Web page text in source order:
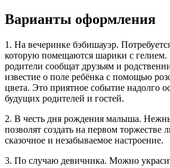
Варианты оформления
1. На вечеринке бэбишауэр.
которую помещаются шарики с гелием.
родители сообщат друзьям и
известие о поле ребёнка с помощью
цвета. Это приятное событие надолго
будущих родителей и гостей.
2. В честь дня рождения малыша.
позволят создать на первом торжестве
сказочное и незабываемое настроение.
3. По случаю девичника. Можно